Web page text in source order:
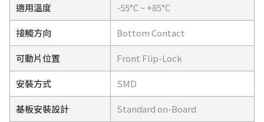
適用溫度 -55°C ~ +85°C
接觸方向 Bottom Contact
可動片位置 Front Flip-Lock
安裝方式 SMD
基板安裝設計 Standard on-Board